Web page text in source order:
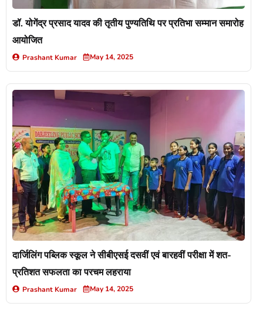
डॉ. योगेंद्र प्रसाद यादव की तृतीय पुण्यतिथि पर प्रतिभा सम्मान समारोह
आयोजित
Prashant Kumar May 14, 2025
दार्जिलिंग पब्लिक स्कूल ने सीबीएसई दसवीं एवं बारहवीं परीक्षा में शत-
प्रतिशत सफलता का परचम लहराया
Prashant Kumar May 14, 2025